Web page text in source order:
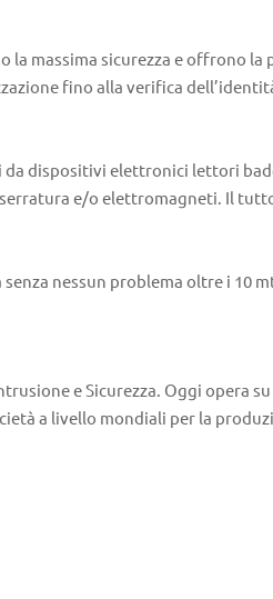
massima sicurezza e offrono
fino alla verifica
dispositivi elettronici lettori
e/o elettromagneti. Il
nessun problema oltre i 10
e Sicurezza. Oggi opera
a livello mondiali per la